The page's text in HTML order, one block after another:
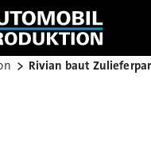
Rivian baut